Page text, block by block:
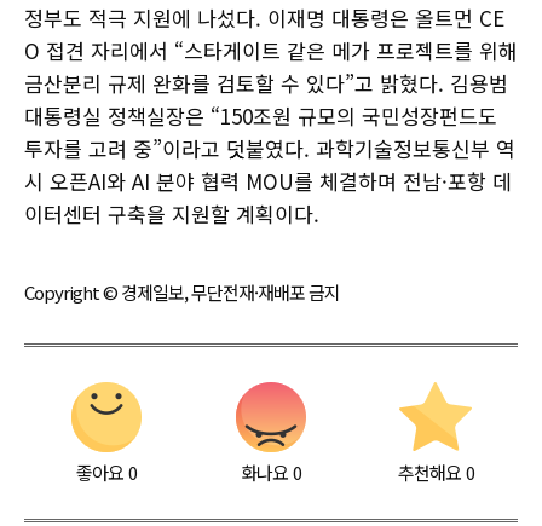
정부도 적극 지원에 나섰다. 이재명 대통령은 올트먼 CE
O 접견 자리에서 “스타게이트 같은 메가 프로젝트를 위해
금산분리 규제 완화를 검토할 수 있다”고 밝혔다. 김용범
대통령실 정책실장은 “150조원 규모의 국민성장펀드도
투자를 고려 중”이라고 덧붙였다. 과학기술정보통신부 역
시 오픈AI와 AI 분야 협력 MOU를 체결하며 전남·포항 데
이터센터 구축을 지원할 계획이다.
Copyright © 경제일보, 무단전재·재배포 금지
좋아요0 화나요0 추천해요 0